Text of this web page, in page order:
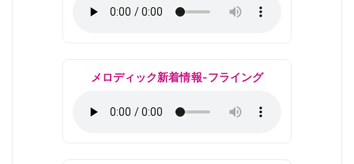
メロディック新着情報-フライング